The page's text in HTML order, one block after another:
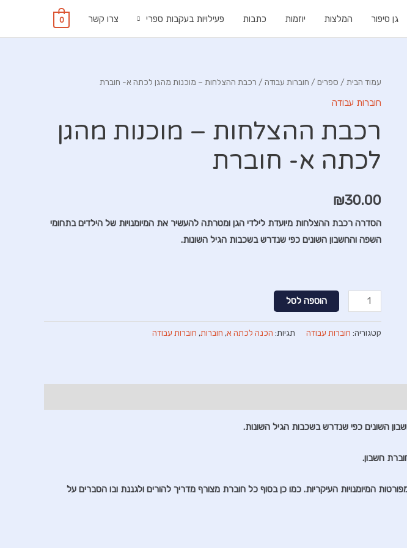
גן סיפור המלצות יוזמות כתבות פעילויות בעקבות ספרי צרו קשר 0
עמוד הבית / ספרים / חוברות עבודה / רכבת ההצלחות – מוכנות מהגן לכתה א- חוברת
חוברות עבודה
רכבת ההצלחות – מוכנות מהגן
לכתה א- חוברת
₪30.00
הסדרה רכבת ההצלחות מיועדת לילדי הגן ומטרתה להעשיר את המיומנויות של הילדים בתחומי
השפה והחשבון השונים כפי שנדרש בשכבות הגיל השונות.
כמות
של
רכבת
לכתה
א-
הוספה לסל
קטגוריה: חוברות עבודה תגיות: הכנה לכתה א, חוברות, חוברות עבודה
השונים כפי שנדרש בשכבות הגיל השונות.
המיומנויות העיקריות. כמו כן בסוף כל חוברת מצורף מדריך להורים ולגננת ובו הסברים על